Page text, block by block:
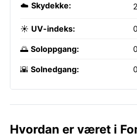
☁️ Skydekke:
☀️ UV-indeks:
🌅 Soloppgang:
🌇 Solnedgang:
Hvordan er været i